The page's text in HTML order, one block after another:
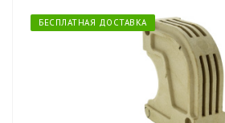
БЕСПЛАТНАЯ ДОСТАВКА